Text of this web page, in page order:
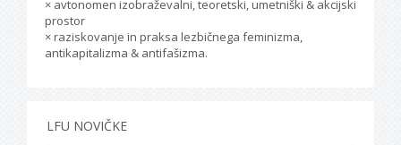
× avtonomen izobraževalni, teoretski, umetniški & akcijski
prostor
× raziskovanje in praksa lezbičnega feminizma,
antikapitalizma & antifašizma.
LFU NOVIČKE